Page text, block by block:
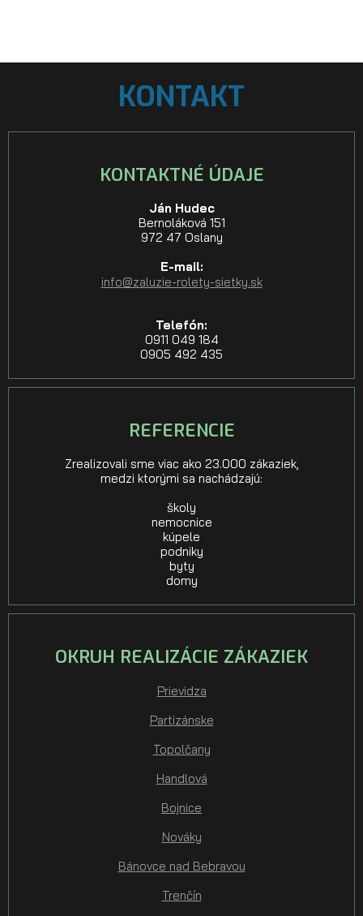
KONTAKT
KONTAKTNÉ ÚDAJE
Ján Hudec
Bernoláková 151
972 47 Oslany
E-mail:
info@zaluzie-rolety-sietky.sk
Telefón:
0911 049 184
0905 492 435
REFERENCIE
Zrealizovali sme viac ako 23.000 zákaziek,
medzi ktorými sa nachádzajú:
školy
nemocnice
kúpele
podniky
byty
domy
OKRUH REALIZÁCIE ZÁKAZIEK
Prievidza
Partizánske
Topolčany
Handlová
Bojnice
Nováky
Bánovce nad Bebravou
Trenčín